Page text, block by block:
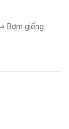
Bơm giếng